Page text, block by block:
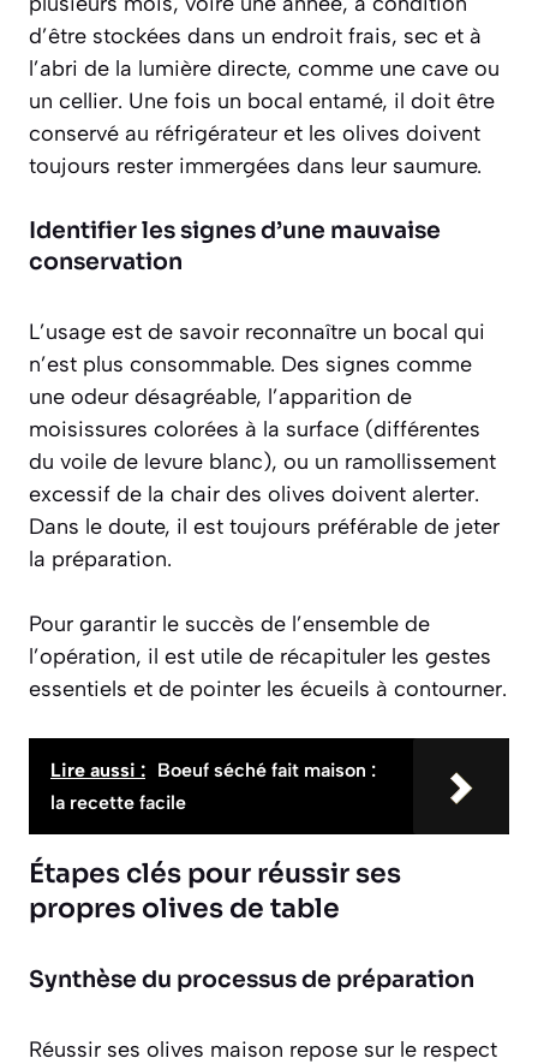
d’être stockées dans un endroit frais, sec et à
l’abri de la lumière directe, comme une cave ou
un cellier. Une fois un bocal entamé, il doit être
conservé au réfrigérateur et les olives doivent
toujours rester immergées dans leur saumure.
Identifier les signes d’une mauvaise
conservation
L’usage est de savoir reconnaître un bocal qui
n’est plus consommable. Des signes comme
une odeur désagréable, l’apparition de
moisissures colorées à la surface (différentes
du voile de levure blanc), ou un ramollissement
excessif de la chair des olives doivent alerter.
Dans le doute, il est toujours préférable de jeter
la préparation.
Pour garantir le succès de l’ensemble de
l’opération, il est utile de récapituler les gestes
essentiels et de pointer les écueils à contourner.
Lire aussi : Boeuf séché fait maison :
la recette facile
Étapes clés pour réussir ses
propres olives de table
Synthèse du processus de préparation
Réussir ses olives maison repose sur le respect